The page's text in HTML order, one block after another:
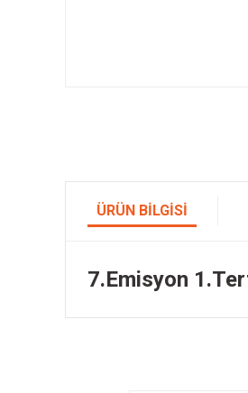
ÜRÜN BILGISI
7.Emisyon